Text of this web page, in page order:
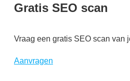
Gratis SEO scan
Vraag een gratis SEO scan van
Aanvragen